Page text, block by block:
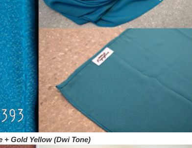
+ Gold Yellow (Dwi Tone)